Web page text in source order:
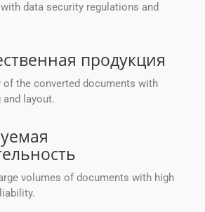
data security regulations and
продукция
the converted documents with
layout.
volumes of documents with high